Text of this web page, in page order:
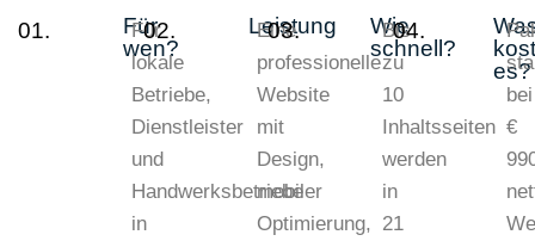
01.
Für
wen?
Für
lokale
Betriebe,
Dienstleister
und
Handwerksbetriebe
in
02. Leistung
Eine
professionelle
Website
mit
Design,
mobiler
Optimierung,
03.
Wie
schnell?
Bis
zu
10
Inhaltsseiten
werden
in
21
04.
es?
bei
€